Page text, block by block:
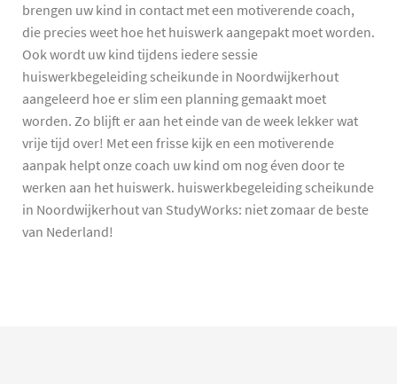
brengen uw kind in contact met een motiverende coach,
die precies weet hoe het huiswerk aangepakt moet worden.
Ook wordt uw kind tijdens iedere sessie
huiswerkbegeleiding scheikunde in Noordwijkerhout
aangeleerd hoe er slim een planning gemaakt moet
worden. Zo blijft er aan het einde van de week lekker wat
vrije tijd over! Met een frisse kijk en een motiverende
aanpak helpt onze coach uw kind om nog éven door te
werken aan het huiswerk. huiswerkbegeleiding scheikunde
in Noordwijkerhout van StudyWorks: niet zomaar de beste
van Nederland!